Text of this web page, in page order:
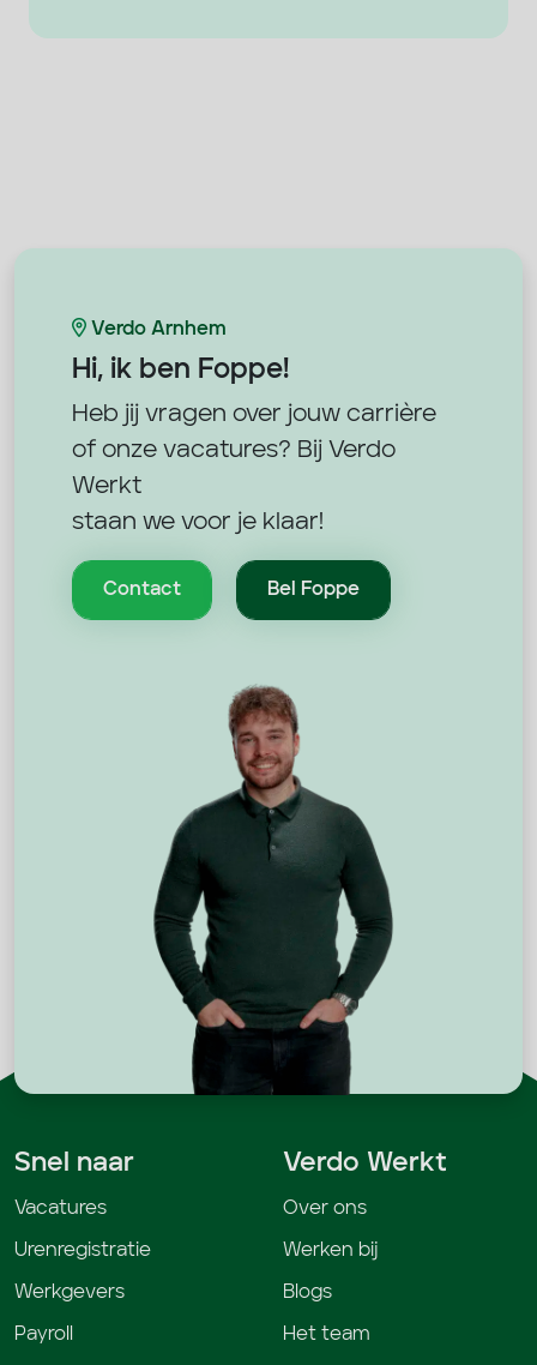
Verdo Arnhem
Hi, ik ben Foppe!
Heb jij vragen over jouw carrière
of onze vacatures? Bij Verdo
Werkt
staan we voor je klaar!
Contact Bel Foppe
Snel naar
Vacatures
Urenregistratie
Werkgevers
Payroll
Verdo Werkt
Over ons
Werken bij
Blogs
Het team